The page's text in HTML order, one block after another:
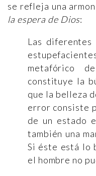
se refleja una
la espera de Dios:
Las
metafórico
constituye la
que la belleza
error consiste
de un estado
también una
Si éste está lo
el hombre no